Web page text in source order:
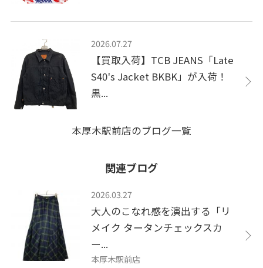
2026.07.27
【買取入荷】TCB JEANS「Late
S40's Jacket BKBK」が入荷！
黒...
本厚木駅前店のブログ一覧
関連ブログ
2026.03.27
大人のこなれ感を演出する「リ
メイク タータンチェックスカ
ー...
本厚木駅前店